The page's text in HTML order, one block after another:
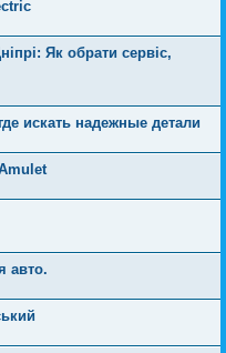
Як обрати сервіс,
искать надежные детали
авто.